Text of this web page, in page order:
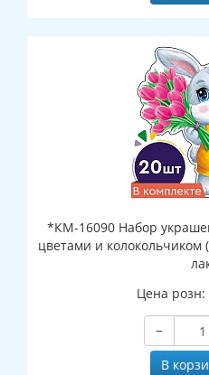
*КМ-16090 Набор
цветами и колокольчиком
Цена розн:
−
В